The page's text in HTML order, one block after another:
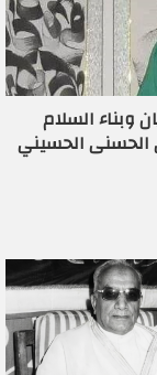
وبناء السلام
الحسنى الحسيني